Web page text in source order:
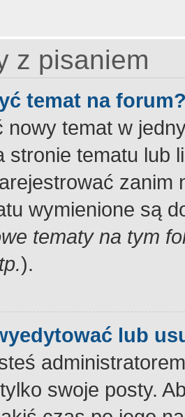
z pisaniem
temat na
nowy temat w
stronie tematu lub
wymienione są
tematy na tym
).
lub
swoje posty.